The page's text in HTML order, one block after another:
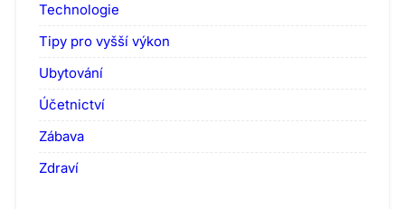
Technologie
Tipy pro vyšší výkon
Ubytování
Účetnictví
Zábava
Zdraví